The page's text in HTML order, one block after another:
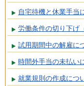
自宅待機と休業手当
労働条件の切り下げ
試用期間中の解雇に
時間外手当の未払い
就業規則の作成につ